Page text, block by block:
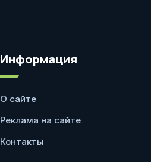
Информация
О сайте
Реклама на сайте
Контакты